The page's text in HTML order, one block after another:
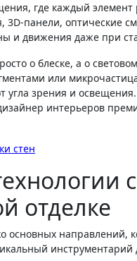
где каждый
панели, оптические
и движения даже при
или
угла зрения и
интерьеров
стен
отделке
основных направлений,
инструментарий